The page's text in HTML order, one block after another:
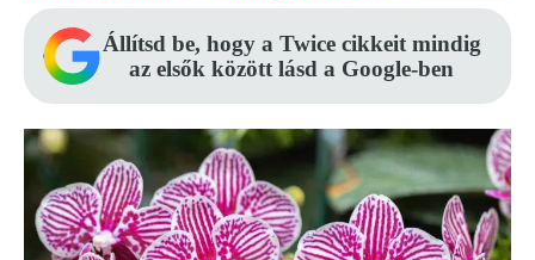
Állítsd be, hogy a Twice cikkeit mindig
az elsők között lásd a Google-ben